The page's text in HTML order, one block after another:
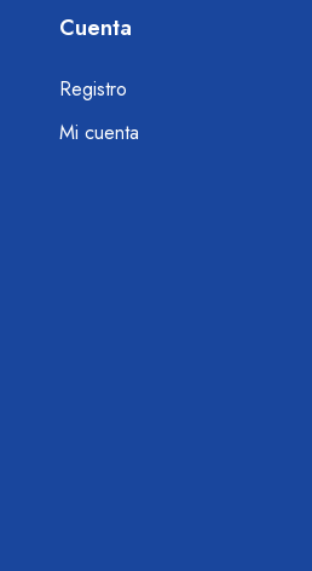
Cuenta
Registro
Mi cuenta